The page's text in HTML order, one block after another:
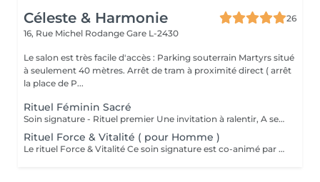
Céleste & Harmonie
26
16, Rue Michel Rodange Gare L-2430
Le salon est très facile d'accès : Parking souterrain Martyrs situé
à seulement 40 mètres. Arrêt de tram à proximité direct ( arrêt
la place de P...
Rituel Féminin Sacré
Soin signature - Rituel premier Une invitation à ralentir, A se reconnecter à son corps, A sa féminité, Et à sa profondeur intérieure. Le Rituel Féminin Sacré est un massage émotionnel réconfortant et enveloppant, aux manuvres lentes et ondulantes, conçu comme un véritable voyage intérieur. Ce soin signature est co-animé par deux expertes: ' Une praticienne en massage bien-être ' Une sophrologue certifiée Pour une approche globale du corps, des émotions et de la conscience. Une huile neutre naturelle accompagne le rituel pour sublimer la peau et soutenir la dimension symbolique du soin . Le rituel se clôture par un accueil des ressentis et échange. Pour toute information complémentaire ou réservation ce soin , je vous invite à me contacter.
Rituel Force & Vitalité ( pour Homme )
Le rituel Force & Vitalité Ce soin signature est co-animé par deux expertes: ' Une praticienne en massage bien-être ' Une sophrologue certifiée Pour une approche globale du corps, des émotions et de la conscience. C'est un soin global qui agit à la fois sur le corps et l'esprit. Il associe des techniques de massage profondes pour libérer les tensions et relancer l'énergie, à des exercices de respiration et de relaxation guidée pour apaiser le mental et renforcer l'ancrage. Cette synergie unique permet de retrouver force, équilibre intérieur et clarté, tout en offrant une sensation durable de bien-être et de vitalité. Pour toute information complémentaire ou réservation ce soin , je vous invite à me contacter.